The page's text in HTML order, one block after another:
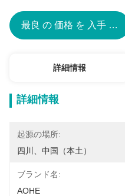
最良 の 価格 を 入手 する
詳細情報
詳細情報
起源の場所:
四川、中国（本土）
ブランド名:
AOHE